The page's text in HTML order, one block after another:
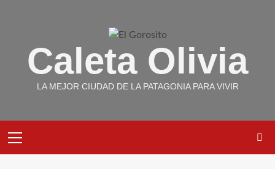
Caleta Olivia
LA MEJOR CIUDAD DE LA PATAGONIA PARA VIVIR
Menu